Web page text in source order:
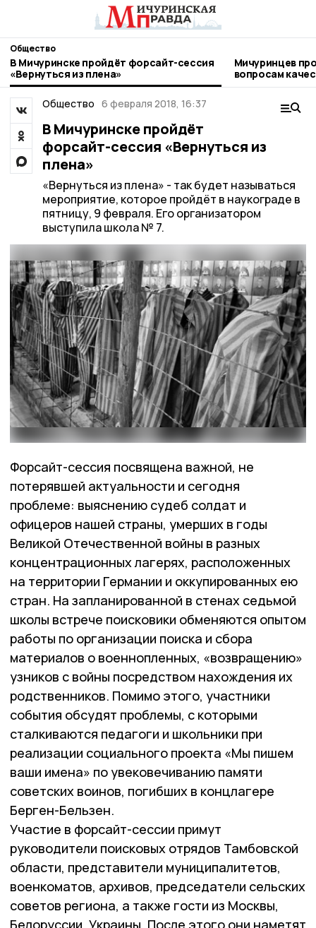
Общество
В Мичуринске пройдёт форсайт-сессия
«Вернуться из плена»
Мичуринцев
вопросам качества и
детских
Общество 6 февраля 2018, 16:37
В Мичуринске пройдёт
форсайт-сессия «Вернуться из
плена»
«Вернуться из плена» - так будет называться
мероприятие, которое пройдёт в наукограде в
пятницу, 9 февраля. Его организатором
выступила школа № 7.
Форсайт-сессия посвящена важной, не
потерявшей актуальности и сегодня
проблеме: выяснению судеб солдат и
офицеров нашей страны, умерших в годы
Великой Отечественной войны в разных
концентрационных лагерях, расположенных
на территории Германии и оккупированных ею
стран. На запланированной в стенах седьмой
школы встрече поисковики обменяются опытом
работы по организации поиска и сбора
материалов о военнопленных, «возвращению»
узников с войны посредством нахождения их
родственников. Помимо этого, участники
события обсудят проблемы, с которыми
сталкиваются педагоги и школьники при
реализации социального проекта «Мы пишем
ваши имена» по увековечиванию памяти
советских воинов, погибших в концлагере
Берген-Бельзен.
Участие в форсайт-сессии примут
руководители поисковых отрядов Тамбовской
области, представители муниципалитетов,
военкоматов, архивов, председатели сельских
советов региона, а также гости из Москвы,